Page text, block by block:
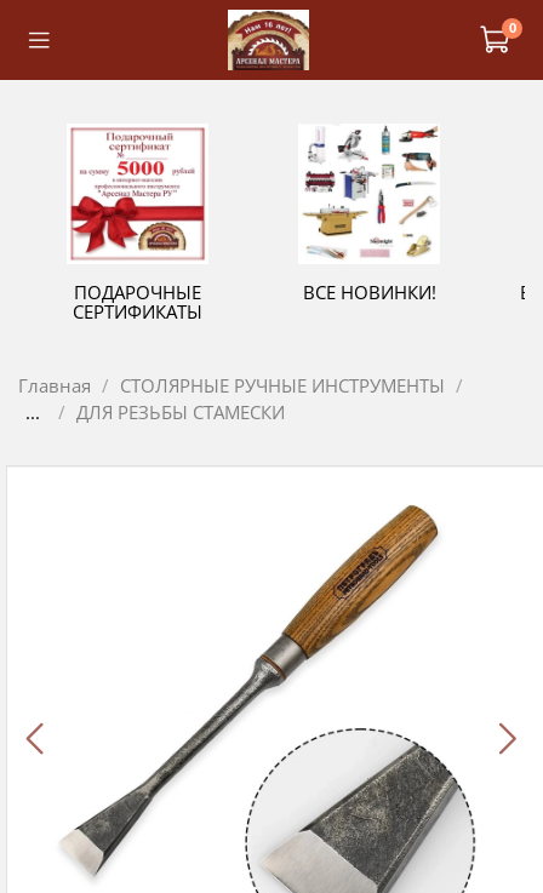
0
ПОДАРОЧНЫЕ
СЕРТИФИКАТЫ
ВСЕ НОВИНКИ!
Главная
СТОЛЯРНЫЕ РУЧНЫЕ ИНСТРУМЕНТЫ
...
ДЛЯ РЕЗЬБЫ СТАМЕСКИ